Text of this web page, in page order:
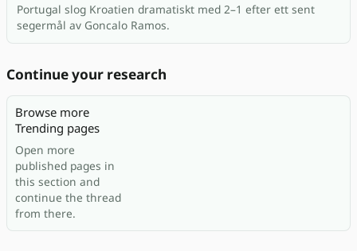
Portugal slog Kroatien dramatiskt med 2–1 efter ett sent
segermål av Goncalo Ramos.
Continue your research
Browse more
Trending pages
Open more
published pages in
this section and
continue the thread
from there.